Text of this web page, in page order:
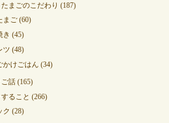
まごのこだわり (187)
まご (60)
き (45)
ツ (48)
かけごはん (34)
話 (165)
ること (266)
ク (28)